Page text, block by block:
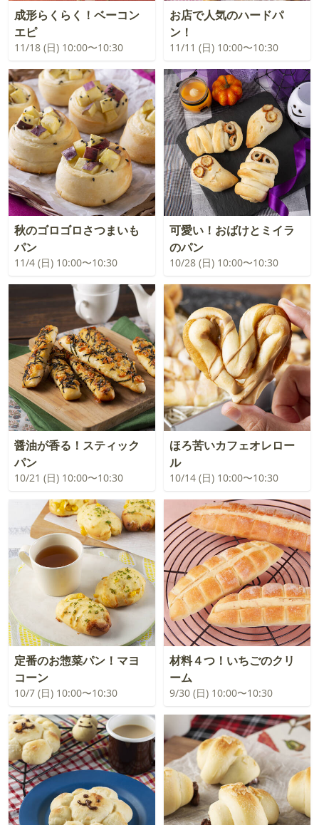
成形らくらく！ベーコン
エピ
11/18 (日) 10:00〜10:30
お店で人気のハードパ
ン！
11/11 (日) 10:00〜10:30
秋のゴロゴロさつまいも
パン
11/4 (日) 10:00〜10:30
可愛い！おばけとミイラ
のパン
10/28 (日) 10:00〜10:30
醤油が香る！スティック
パン
10/21 (日) 10:00〜10:30
ほろ苦いカフェオレロー
ル
10/14 (日) 10:00〜10:30
定番のお惣菜パン！マヨ
コーン
10/7 (日) 10:00〜10:30
材料４つ！いちごのクリ
ーム
9/30 (日) 10:00〜10:30